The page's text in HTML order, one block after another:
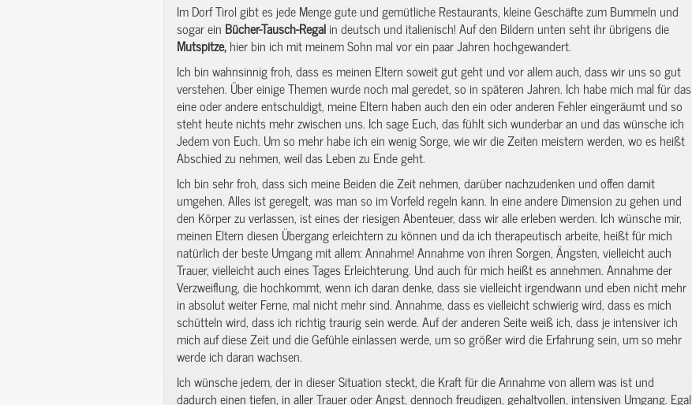
Im Dorf Tirol gibt es jede Menge gute und gemütliche Restaurants, kleine Geschäfte zum Bummeln und
sogar ein Bücher-Tausch-Regalin deutsch und italienisch! Auf den Bildern unten seht ihr übrigens die
Mutspitze,hier bin ich mit meinem Sohn mal vor ein paar Jahren hochgewandert.
Ich bin wahnsinnig froh, dass es meinen Eltern soweit gut geht und vor allem auch, dass wir uns so gut
verstehen. Über einige Themen wurde noch mal geredet, so in späteren Jahren. Ich habe mich mal für das
eine oder andere entschuldigt, meine Eltern haben auch den ein oder anderen Fehler eingeräumt und so
steht heute nichts mehr zwischen uns. Ich sage Euch, das fühlt sich wunderbar an und das wünsche ich
Jedem von Euch. Um so mehr habe ich ein wenig Sorge, wie wir die Zeiten meistern werden, wo es heißt
Abschied zu nehmen, weil das Leben zu Ende geht.
Ich bin sehr froh, dass sich meine Beiden die Zeit nehmen, darüber nachzudenken und offen damit
umgehen. Alles ist geregelt, was man so im Vorfeld regeln kann. In eine andere Dimension zu gehen und
den Körper zu verlassen, ist eines der riesigen Abenteuer, dass wir alle erleben werden. Ich wünsche mir,
meinen Eltern diesen Übergang erleichtern zu können und da ich therapeutisch arbeite, heißt für mich
natürlich der beste Umgang mit allem: Annahme! Annahme von ihren Sorgen, Ängsten, vielleicht auch
Trauer, vielleicht auch eines Tages Erleichterung. Und auch für mich heißt es annehmen. Annahme der
Verzweiflung, die hochkommt, wenn ich daran denke, dass sie vielleicht irgendwann und eben nicht mehr
in absolut weiter Ferne, mal nicht mehr sind. Annahme, dass es vielleicht schwierig wird, dass es mich
schütteln wird, dass ich richtig traurig sein werde. Auf der anderen Seite weiß ich, dass je intensiver ich
mich auf diese Zeit und die Gefühle einlassen werde, um so größer wird die Erfahrung sein, um so mehr
werde ich daran wachsen.
Ich wünsche jedem, der in dieser Situation steckt, die Kraft für die Annahme von allem was ist und
dadurch einen tiefen, in aller Trauer oder Angst, dennoch freudigen, gehaltvollen, intensiven Umgang. Egal